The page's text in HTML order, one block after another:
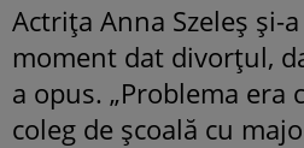
Actrița Anna Szeleș și-
moment dat divorțul,
a opus. „Problema era
coleg de școală cu